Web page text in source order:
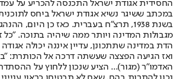
החסידית אגודת ישראל התכנסה להכריע על
במכתב ששיגר נשיא אגודת ישראל ביחס
בשנת 1938, תרצ"ח בעברית. כאז כן היום,
מגבולות המדינה ויותר ממה שיהיה בתוכה. "כל
הדת במדינה שתתכונן, עדיין איננה יכולה
ואז הגיעה הפצצה שעשתה דרכה אל הכותרת:
האדמו"ר (מגור)... הציע שנכון ללחוץ על